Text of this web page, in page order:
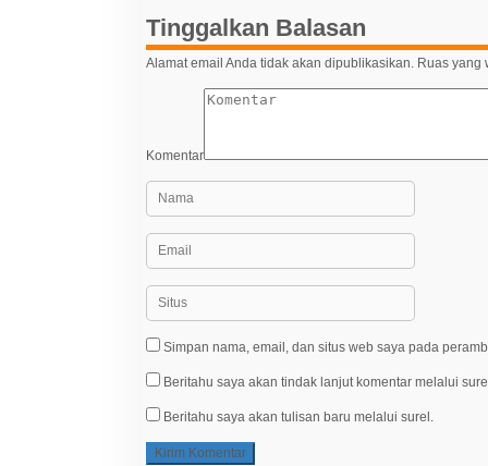
Tinggalkan Balasan
Alamat email Anda tidak akan dipublikasikan. Ruas
Komentar
Simpan nama, email, dan situs web saya pada
Beritahu saya akan tindak lanjut komentar melalui
Beritahu saya akan tulisan baru melalui surel.